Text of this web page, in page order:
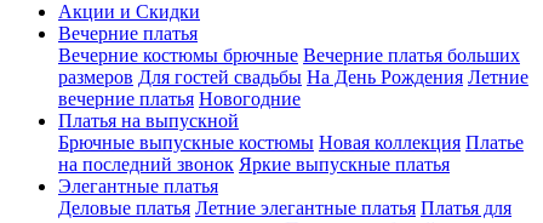
Акции и Скидки
Вечерние платья
Вечерние костюмы брючные Вечерние платья больших
размеров Для гостей свадьбы На День Рождения Летние
вечерние платья Новогодние
Платья на выпускной
Брючные выпускные костюмы Новая коллекция Платье
на последний звонок Яркие выпускные платья
Элегантные платья
Деловые платья Летние элегантные платья Платья для